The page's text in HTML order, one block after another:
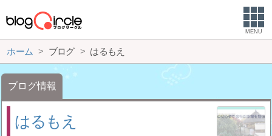
MENU
ホーム ブログ はるもえ
ブログ情報
はるもえ